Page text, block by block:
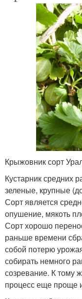
Крыжовник сорт
Кустарник средних
зеленые, крупные
Сорт является
опушение, мякоть
Сорт хорошо
раньше времени
собой потерю
собирать немного
созревание. К тому
процесс еще проще